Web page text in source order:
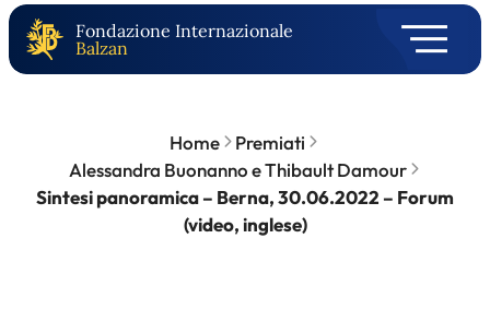
Fondazione Internazionale
Balzan
Home
Premiati
Alessandra Buonanno e Thibault Damour
Sintesi panoramica – Berna, 30.06.2022 – Forum
(video, inglese)